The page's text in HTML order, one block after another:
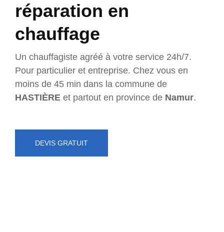
réparation en
chauffage
Un chauffagiste agréé à votre service 24h/7.
Pour particulier et entreprise. Chez vous en
moins de 45 min dans la commune de
HASTIÈRE et partout en province de Namur.
DEVIS GRATUIT